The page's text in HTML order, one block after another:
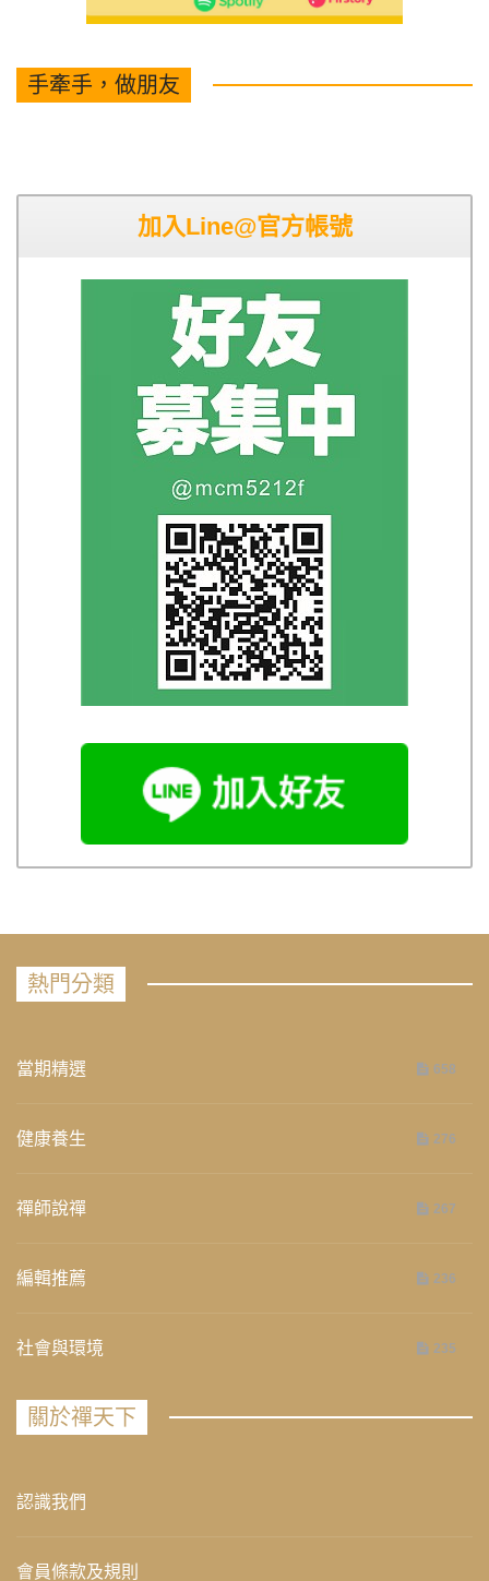
手牽手，做朋友
加入Line@官方帳號
熱門分類
當期精選 658
健康養生 276
禪師說禪 267
編輯推薦 236
社會與環境 235
關於禪天下
認識我們
會員條款及規則